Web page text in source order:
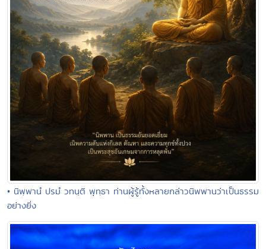
• นิพฺพานํ ปรมํ วทนฺติ พุทฺธา ท่านผู้รู้ทั้งหลายกล่าวนิพพานว่าเป็นธรรม
อย่างยิ่ง